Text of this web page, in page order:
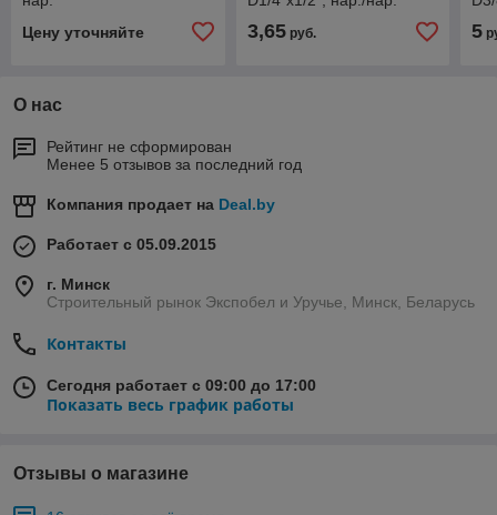
Цену уточняйте
3,65руб. 5
О нас
Рейтинг не сформирован
Менее 5 отзывов за последний год
Компания продает на Deal.by
Работает с 05.09.2015
г. Минск
Строительный рынок Экспобел и Уручье, Минск, Беларусь
Контакты
Сегодня работает с 09:00 до 17:00
Показать весь график работы
Отзывы о магазине